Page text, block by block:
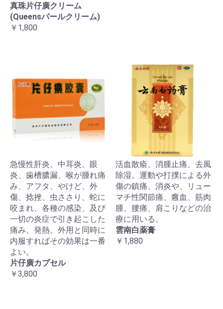
真珠片仔廣クリーム
(Queensパールクリーム)
￥1,800
急慢性肝炎、中耳炎、眼
炎、歯槽膿漏、喉が腫れ痛
み、アフタ、やけど、外
傷、捻挫、虫ささり、蛇に
咬まれ、各種の感染、及び
一切の炎症で引き起こした
痛み、発熱。外用と同時に
内服すればその効果は一番
よい。
片仔廣カプセル
￥3,800
活血散瘉、消腫止痛、去風
除湿。運動や打撲による外
傷の鎮痛、消炎や、リュー
マチ性関節痛、癰血、筋肉
腫、腰痛、肩こりなどの治
療に用いる。
雲南白薬膏
￥1,880